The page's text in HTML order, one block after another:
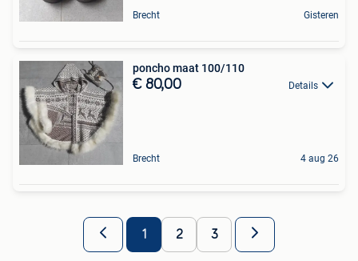
Brecht Gisteren
poncho maat 100/110
€ 80,00 Details
Brecht 4 aug 26
1 2 3